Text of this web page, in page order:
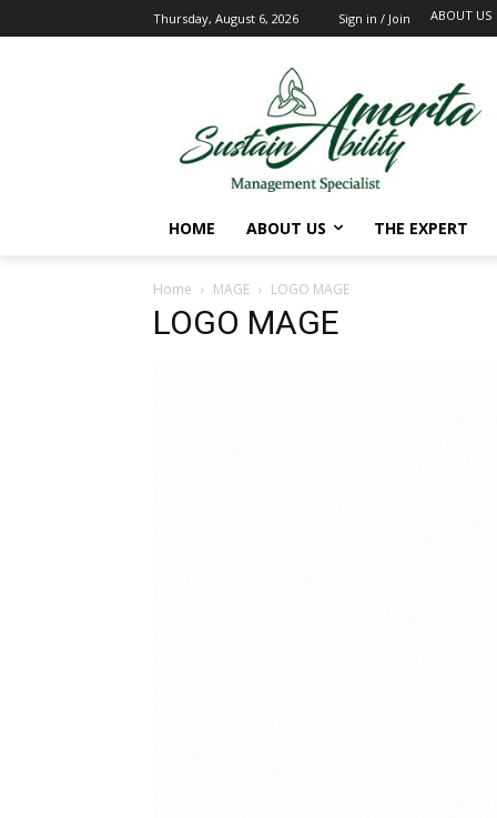
Thursday, August 6, 2026 Sign in / Join ABOUT US
HOME ABOUT US THE EXPERT
Home MAGE LOGO MAGE
LOGO MAGE